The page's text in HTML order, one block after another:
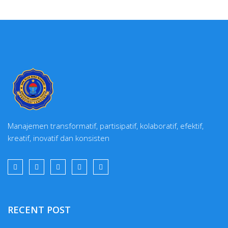
Manajemen transformatif, partisipatif, kolaboratif, efektif,
kreatif, inovatif dan konsisten
RECENT POST